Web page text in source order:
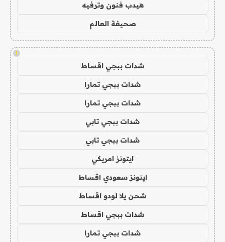
هيدب فنون وترفيه
صحيفة العالم
!
شدات ببجي اقساط
شدات ببجي تمارا
شدات ببجي تمارا
شدات ببجي تابي
شدات ببجي تابي
ايتونز امريكي
ايتونز سعودي اقساط
شحن يلا لودو اقساط
شدات ببجي اقساط
شدات ببجي تمارا